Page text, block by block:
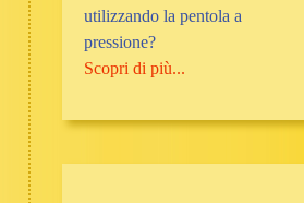
utilizzando la pentola a
pressione?
Scopri di più...